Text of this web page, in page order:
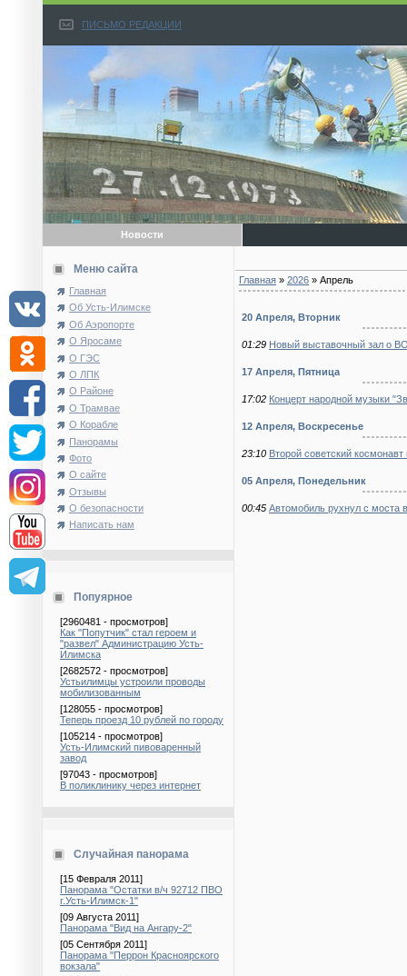
ПИСЬМО РЕДАКЦИИ
Новости
Меню сайта
Главная
Об Усть-Илимске
Об Аэропорте
О Яросаме
О ГЭС
О ЛПК
О Районе
О Трамвае
О Корабле
Панорамы
Фото
О сайте
Отзывы
О безопасности
Написать нам
Попуярное
[2960481 - просмотров]
Как "Попутчик" стал героем и
"развел" Администрацию Усть-
Илимска
[2682572 - просмотров]
Устьилимцы устроили проводы
мобилизованным
[128055 - просмотров]
Теперь проезд 10 рублей по городу
[105214 - просмотров]
Усть-Илимский пивоваренный
завод
[97043 - просмотров]
В поликлинику через интернет
Случайная панорама
[15 Февраля 2011]
Панорама "Остатки в/ч 92712 ПВО
г.Усть-Илимск-1"
[09 Августа 2011]
Панорама "Вид на Ангару-2"
[05 Сентября 2011]
Панорама "Перрон Красноярского
вокзала"
Главная » 2026 » Апрель
20 Апреля, Вторник
01:29 Новый выставочный зал о
17 Апреля, Пятница
17:02 Концерт народной музыки
12 Апреля, Воскресенье
23:10 Второй советский
05 Апреля, Понедельник
00:45 Автомобиль рухнул с моста